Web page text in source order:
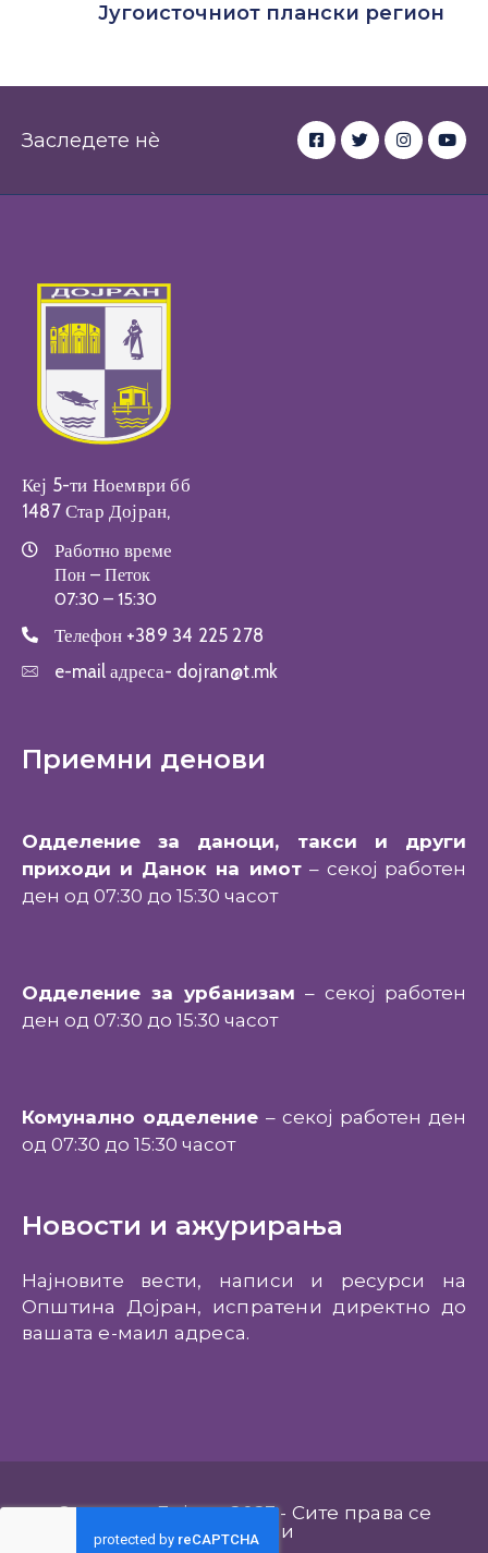
Југоисточниот плански регион
Заследете нè
Кеј 5-ти Ноември бб
1487 Стар Дојран,
Работно време
Пон – Петок
07:30 – 15:30
Телефон +389 34 225 278
e-mail адреса- dojran@t.mk
Приемни денови
Одделение за даноци, такси и други
приходи и Данок на имот– секој работен
ден од 07:30 до 15:30 часот
Одделение за урбанизам – секој работен
ден од 07:30 до 15:30 часот
Комунално одделение – секој работен ден
од 07:30 до 15:30 часот
Новости и ажурирања
Најновите вести, написи и ресурси на
Општина Дојран, испратени директно до
вашата е-маил адреса.
Општина Дојран 2023 - Сите права се
задржани